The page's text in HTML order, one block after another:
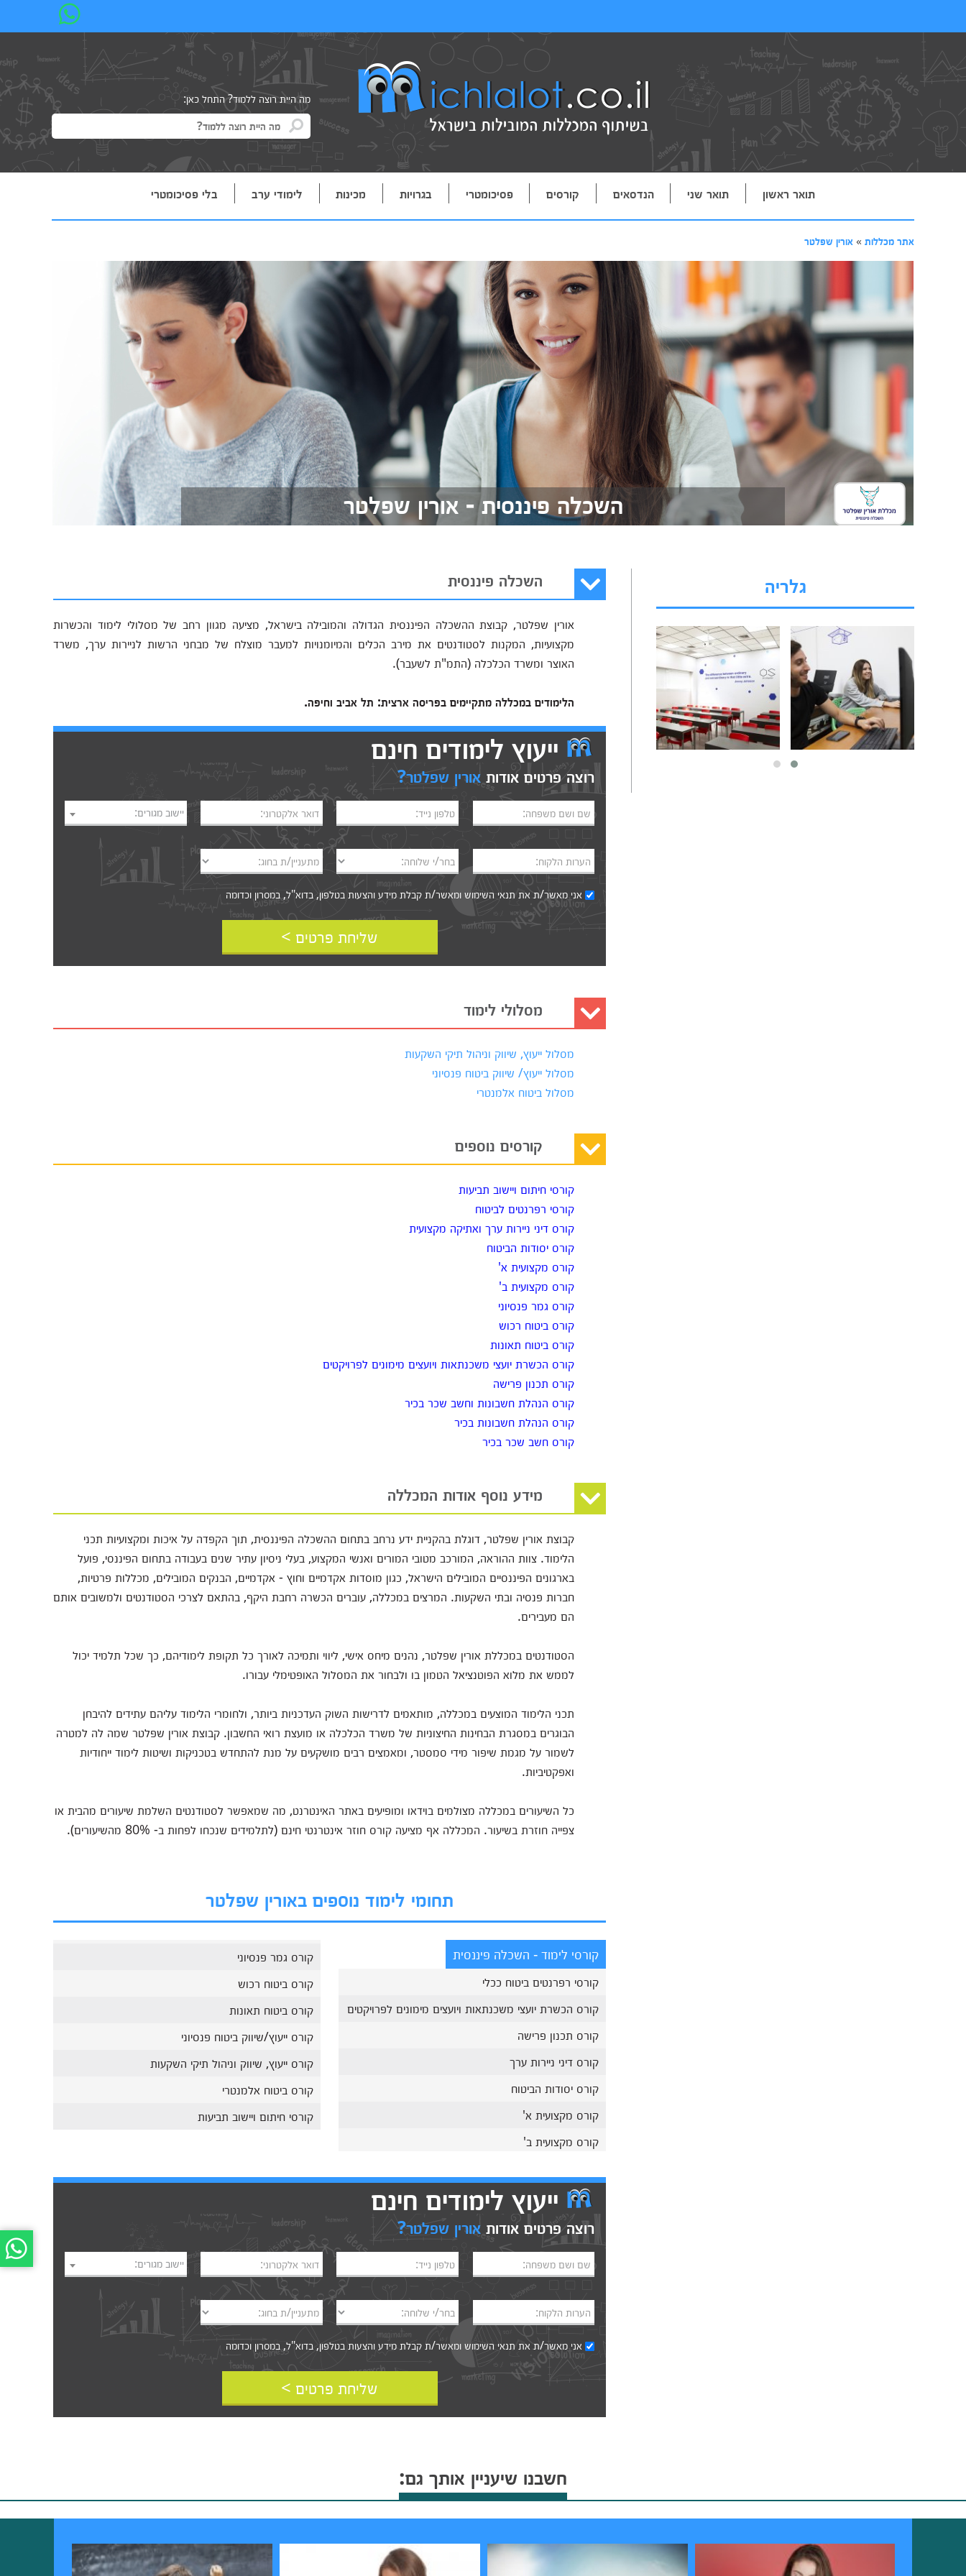
מה היית רוצה ללמוד? התחל כאן:
תואר ראשון תואר שני הנדסאים קורסים פסיכומטרי בגרויות מכינות לימודי ערב בלי פסיכומטרי
אתר מכללות » אורין שפלטר
השכלה פיננסית - אורין שפלטר
גלריה השכלה פיננסית
אורין שפלטר, קבוצת ההשכלה הפיננסית הגדולה והמובילה בישראל, מציעה מגוון רחב של מסלולי לימוד והכשרות
מקצועיות, המקנות לסטודנטים את מירב הכלים והמיומנויות למעבר מוצלח של מבחני הרשות לניירות ערך, משרד
האוצר ומשרד הכלכלה (התמ"ת לשעבר).
הלימודים במכללה מתקיימים בפריסה ארצית: תל אביב וחיפה.
ייעוץ לימודים חינם
רוצה פרטים אודות אורין שפלטר?
שם ושם משפחה: טלפון נייד: דואר אלקטרוני: יישוב מגורים:
הערות הלקוח: בחר/י שלוחה: מתעניין/ת בחוג:
אני מאשר/ת את תנאי השימושומאשר/ת קבלת מידע והצעות בטלפון, בדוא"ל, במסרון וכדומה‎‎
שליחת פרטים >
מסלולי לימוד
מסלול ייעוץ, שיווק וניהול תיקי השקעות
מסלול ייעוץ/ שיווק ביטוח פנסיוני
מסלול ביטוח אלמנטרי
קורסים נוספים
קורסי חיתום ויישוב תביעות
קורסי רפרנטים לביטוח
קורס דיני ניירות ערך ואתיקה מקצועית
קורס יסודות הביטוח
קורס מקצועית א'
קורס מקצועית ב'
קורס גמר פנסיוני
קורס ביטוח רכוש
קורס ביטוח תאונות
קורס הכשרת יועצי משכנתאות ויועצים מימונים לפרויקטים
קורס תכנון פרישה
קורס הנהלת חשבונות וחשב שכר בכיר
קורס הנהלת חשבונות בכיר
קורס חשב שכר בכיר
מידע נוסף אודות המכללה
קבוצת אורין שפלטר, דוגלת בהקניית ידע נרחב בתחום ההשכלה הפיננסית, תוך הקפדה על איכות ומקצועיות תכני
הלימוד. צוות ההוראה, המורכב מטובי המורים ואנשי המקצוע, בעלי ניסיון עתיר שנים בעבודה בתחום הפיננסי, פועל
בארגונים הפיננסיים המובילים הישראל, כגון מוסדות אקדמיים וחוץ - אקדמיים, הבנקים המובילים, מכללות פרטיות,
חברות פנסיה ובתי השקעות. המרצים במכללה, עוברים הכשרה רחבת היקף, בהתאם לצרכי הסטודנטים ולמשובים אותם
הם מעבירים.
הסטודנטים במכללת אורין שפלטר, נהנים מיחס אישי, ליווי ותמיכה לאורך כל תקופת לימודיהם, כך שכל תלמיד יכול
לממש את מלוא הפוטנציאל הטמון בו ולבחור את המסלול האופטימלי עבורו.
תכני הלימוד המוצעים במכללה, מותאמים לדרישות השוק העדכניות ביותר, ולחומרי הלימוד עליהם עתידים להיבחן
הבוגרים במסגרת הבחינות החיצוניות של משרד הכלכלה או מועצת רואי החשבון. קבוצת אורין שפלטר שמה לה למטרה
לשמור על מגמת שיפור מידי סמסטר, ומאמצים רבים מושקעים על מנת להתחדש בטכניקות ושיטות לימוד ייחודיות
ואפקטיביות.
כל השיעורים במכללה מצולמים בוידאו ומופיעים באתר האינטרנט, מה שמאפשר לסטודנטים השלמת שיעורים מהבית או
צפייה חוזרת בשיעור. המכללה אף מציעה קורס חוזר אינטרנטי חינם (לתלמידים שנכחו לפחות ב- 80% מהשיעורים).
תחומי לימוד נוספים באורין שפלטר
קורסי לימוד - השכלה פיננסית
קורסי רפרנטים ביטוח ככלי
קורס הכשרת יועצי משכנתאות ויועצים מימונים לפרויקטים
קורס תכנון פרישה
קורס דיני ניירות ערך
קורס יסודות הביטוח
קורס מקצועית א'
קורס מקצועית ב'
קורס גמר פנסיוני
קורס ביטוח רכוש
קורס ביטוח תאונות
קורס ייעוץ/שיווק ביטוח פנסיוני
קורס ייעוץ, שיווק וניהול תיקי השקעות
קורס ביטוח אלמנטרי
קורסי חיתום ויישוב תביעות
ייעוץ לימודים חינם
רוצה פרטים אודות אורין שפלטר?
שם ושם משפחה: טלפון נייד: דואר אלקטרוני: יישוב מגורים:
הערות הלקוח: בחר/י שלוחה: מתעניין/ת בחוג:
אני מאשר/ת את תנאי השימושומאשר/ת קבלת מידע והצעות בטלפון, בדוא"ל, במסרון וכדומה‎‎
שליחת פרטים >
חשבנו שיעניין אותך גם: